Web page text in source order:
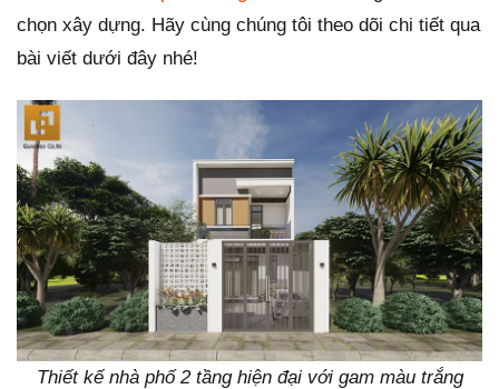
chọn xây dựng. Hãy cùng chúng tôi theo dõi chi tiết qua
bài viết dưới đây nhé!
Thiết kế nhà phố 2 tầng hiện đại với gam màu trắng